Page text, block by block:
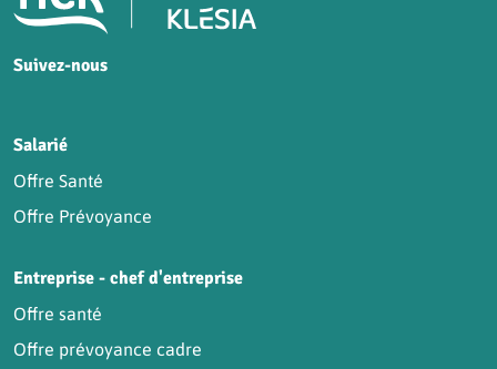
Suivez-nous
Salarié
Offre Santé
Offre Prévoyance
Entreprise - chef d'entreprise
Offre santé
Offre prévoyance cadre